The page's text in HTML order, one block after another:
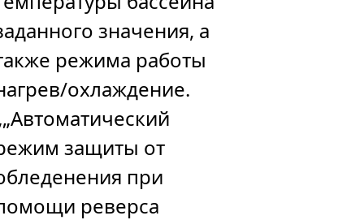
значения, а
режима работы
охлаждение.
защиты от
при
реверса